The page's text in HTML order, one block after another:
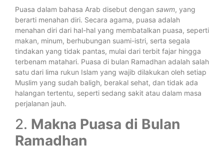
Puasa dalam bahasa Arab disebut dengan sawm, yang
berarti menahan diri. Secara agama, puasa adalah
menahan diri dari hal-hal yang membatalkan puasa, seperti
makan, minum, berhubungan suami-istri, serta segala
tindakan yang tidak pantas, mulai dari terbit fajar hingga
terbenam matahari. Puasa di bulan Ramadhan adalah salah
satu dari lima rukun Islam yang wajib dilakukan oleh setiap
Muslim yang sudah baligh, berakal sehat, dan tidak ada
halangan tertentu, seperti sedang sakit atau dalam masa
perjalanan jauh.
2. Makna Puasa di Bulan
Ramadhan